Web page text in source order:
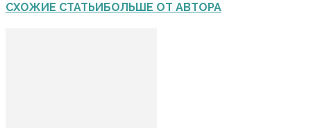
СХОЖИЕ СТАТЬИБОЛЬШЕ ОТ АВТОРА